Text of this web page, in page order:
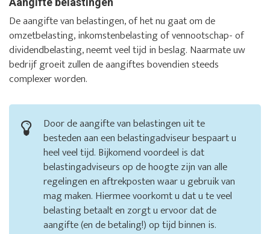
De aangifte van belastingen, of het nu gaat om de
omzetbelasting, inkomstenbelasting of vennootschap- of
dividendbelasting, neemt veel tijd in beslag. Naarmate uw
bedrijf groeit zullen de aangiftes bovendien steeds
complexer worden.
Door de aangifte van belastingen uit te
besteden aan een belastingadviseur bespaart u
heel veel tijd. Bijkomend voordeel is dat
belastingadviseurs op de hoogte zijn van alle
regelingen en aftrekposten waar u gebruik van
mag maken. Hiermee voorkomt u dat u te veel
belasting betaalt en zorgt u ervoor dat de
aangifte (en de betaling!) op tijd binnen is.